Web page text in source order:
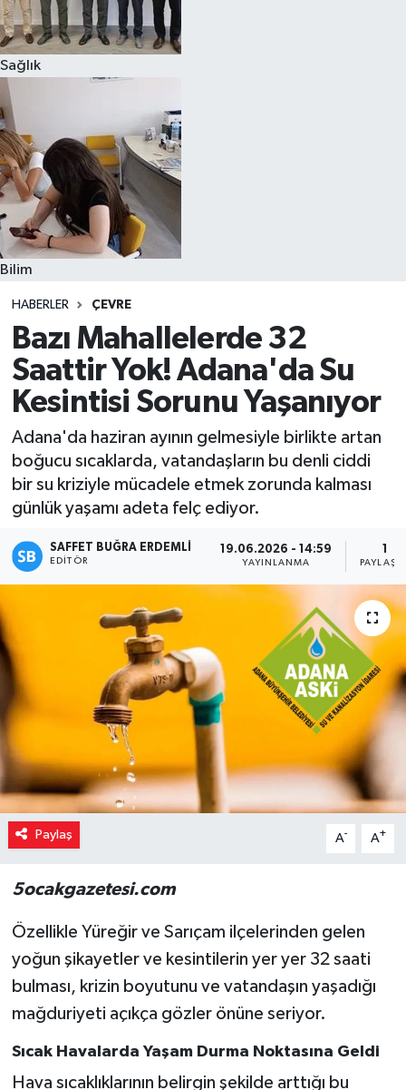
Sağlık
Bilim
HABERLER ÇEVRE
Bazı Mahallelerde 32
Saattir Yok! Adana'da Su
Kesintisi Sorunu Yaşanıyor
Adana'da haziran ayının gelmesiyle birlikte artan
boğucu sıcaklarda, vatandaşların bu denli ciddi
bir su kriziyle mücadele etmek zorunda kalması
günlük yaşamı adeta felç ediyor.
SAFFET BUĞRA ERDEMLI
EDITÖR
19.06.2026 - 14:59
YAYINLANMA
Paylaş A- A+
5ocakgazetesi.com
Özellikle Yüreğir ve Sarıçam ilçelerinden gelen
yoğun şikayetler ve kesintilerin yer yer 32 saati
bulması, krizin boyutunu ve vatandaşın yaşadığı
mağduriyeti açıkça gözler önüne seriyor.
Sıcak Havalarda Yaşam Durma Noktasına Geldi
Hava sıcaklıklarının belirgin şekilde arttığı bu